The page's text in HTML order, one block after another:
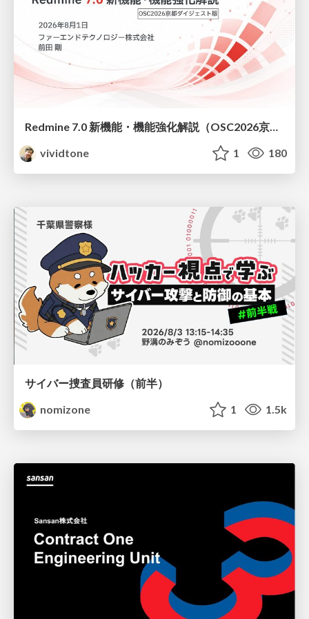
vividtone
1 180
サイバー捜査員研修（前半）
nomizone
1 1.5k